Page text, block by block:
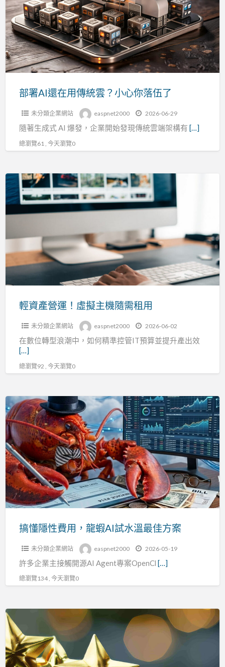
還
在
用
傳
統
雲？
部署AI還在用傳統雲？小心你落伍了
未分類企業網站 easpnet2000 2026-06-29
隨著生成式 AI 爆發，企業開始發現傳統雲端架構有 […]
總瀏覽61 , 今天瀏覽0
輕
資
產
主
機
輕資產營運！虛擬主機隨需租用
未分類企業網站 easpnet2000 2026-06-02
在數位轉型浪潮中，如何精準控管IT預算並提升產出效
[…]
總瀏覽92 , 今天瀏覽0
搞
懂
隱
性
費
用，
龍
蝦
AI
搞懂隱性費用，龍蝦AI試水溫最佳方案
未分類企業網站 easpnet2000 2026-05-19
許多企業主接觸開源AI Agent專案OpenCl […]
總瀏覽134 , 今天瀏覽0
GWS
CLOUD
通
過